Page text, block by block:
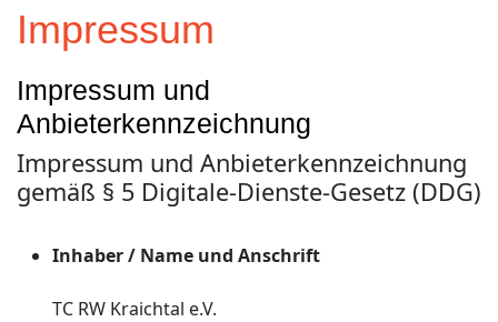
Impressum
Impressum und
Anbieterkennzeichnung
Impressum und Anbieterkennzeichnung
gemäß § 5 Digitale-Dienste-Gesetz (DDG)
Inhaber / Name und Anschrift
TC RW Kraichtal e.V.